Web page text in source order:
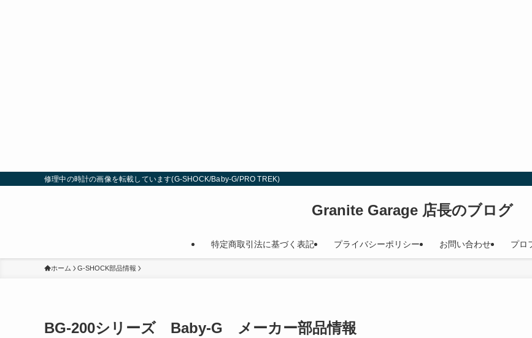
修理中の時計の画像を転載しています(G-SHOCK/Baby-G/PRO TREK)
Granite Garage 店長のブログ
特定商取引法に基づく表記 プライバシーポリシー お問い合わせ プロ
ホーム G-SHOCK部品情報
BG-200シリーズ Baby-G メーカー部品情報